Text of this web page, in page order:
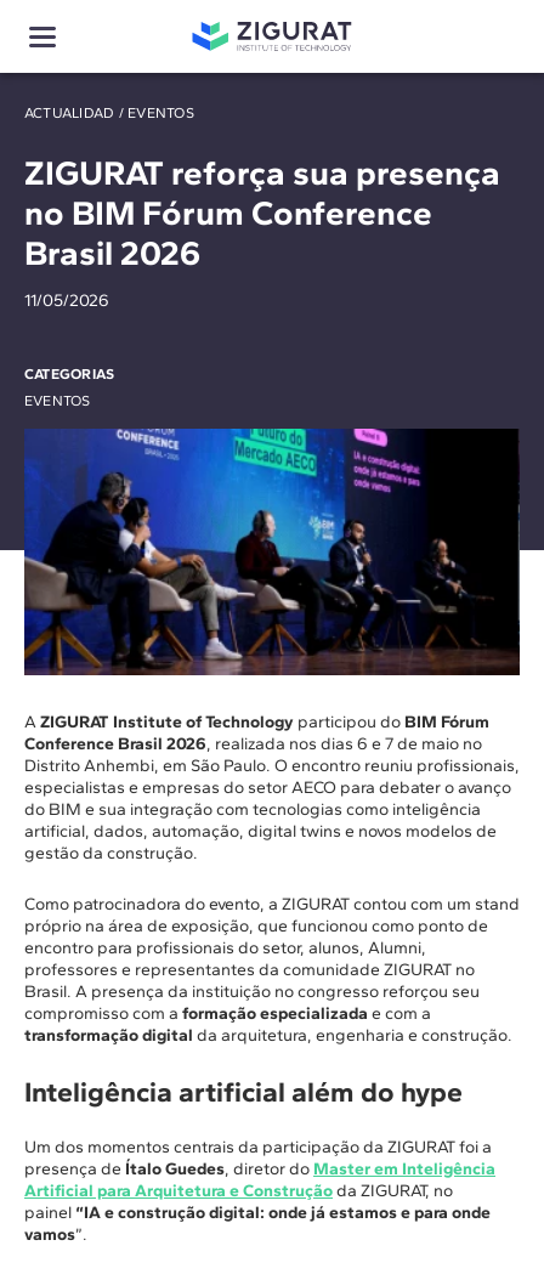
ACTUALIDAD / EVENTOS
ZIGURAT reforça sua presença
no BIM Fórum Conference
Brasil 2026
11/05/2026
CATEGORIAS
EVENTOS
AZIGURAT Institute of Technology participou do BIM Fórum
Conference Brasil 2026, realizada nos dias 6 e 7 de maio no
Distrito Anhembi, em São Paulo. O encontro reuniu profissionais,
especialistas e empresas do setor AECO para debater o avanço
do BIM e sua integração com tecnologias como inteligência
artificial, dados, automação, digital twins e novos modelos de
gestão da construção.
Como patrocinadora do evento, a ZIGURAT contou com um stand
próprio na área de exposição, que funcionou como ponto de
encontro para profissionais do setor, alunos, Alumni,
professores e representantes da comunidade ZIGURAT no
Brasil. A presença da instituição no congresso reforçou seu
compromisso com a formação especializada e com a
transformação digital da arquitetura, engenharia e construção.
Inteligência artificial além do hype
Um dos momentos centrais da participação da ZIGURAT foi a
presença de Ítalo Guedes, diretor do Master em Inteligência
Artificial para Arquitetura e Construçãoda ZIGURAT, no
painel “IA e construção digital: onde já estamos e para onde
vamos”.